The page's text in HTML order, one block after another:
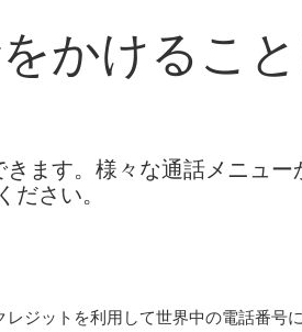
かけるこ
ます。様々な通話メニュー
ださい。
ジットを利用して世界中の電話番号